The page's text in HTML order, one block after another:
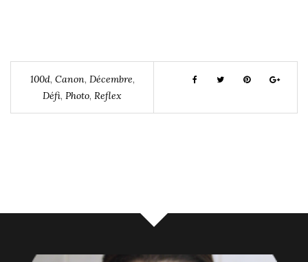
100d, Canon, Décembre,
Défi, Photo, Reflex